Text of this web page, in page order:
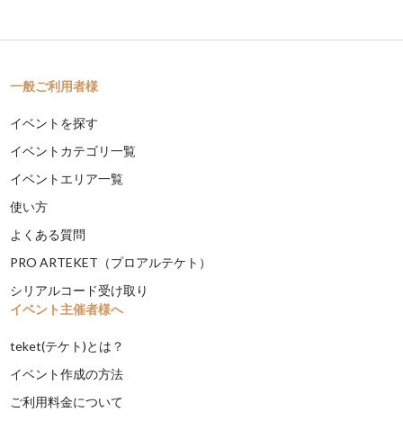
一般ご利用者様
イベントを探す
イベントカテゴリ一覧
イベントエリア一覧
使い方
よくある質問
PRO ARTEKET（プロアルテケト）
シリアルコード受け取り
イベント主催者様へ
teket(テケト)とは？
イベント作成の方法
ご利用料金について